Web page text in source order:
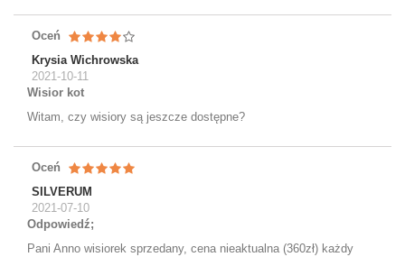
Oceń
Krysia Wichrowska
2021-10-11
Wisior kot
Witam, czy wisiory są jeszcze dostępne?
Oceń
SILVERUM
2021-07-10
Odpowiedź;
Pani Anno wisiorek sprzedany, cena nieaktualna (360zł) każdy